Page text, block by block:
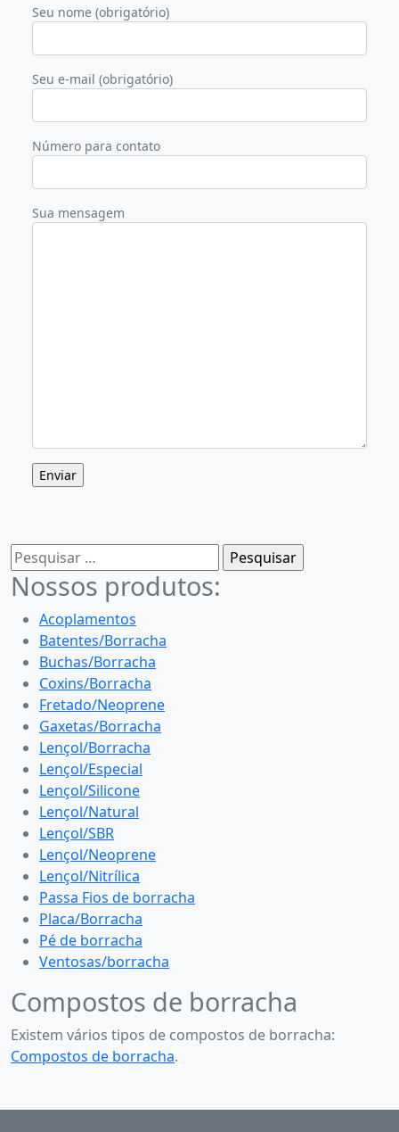
Seu nome (obrigatório)
Seu e-mail (obrigatório)
Número para contato
Sua mensagem
Pesquisar
por:
Nossos produtos:
Acoplamentos
Batentes/Borracha
Buchas/Borracha
Coxins/Borracha
Fretado/Neoprene
Gaxetas/Borracha
Lençol/Borracha
Lençol/Especial
Lençol/Silicone
Lençol/Natural
Lençol/SBR
Lençol/Neoprene
Lençol/Nitrílica
Passa Fios de borracha
Placa/Borracha
Pé de borracha
Ventosas/borracha
Compostos de borracha
Existem vários tipos de compostos de borracha:
Compostos de borracha.